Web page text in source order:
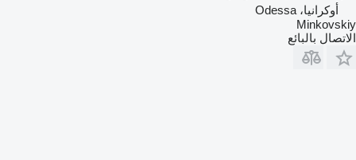
أوكرانيا، Odessa
Minkovskiy
الاتصال بالبائع